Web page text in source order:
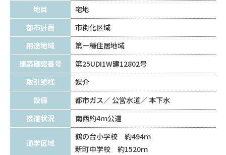
地目
宅地
都市計画
市街化区域
用途地域
第一種住居地域
建築確認番号
第25UDI1W建12802号
取引態様
媒介
設備
都市ガス 公営水道
本下水
接道状況
南西約4ｍ公道
通学区域
鶴の台小学校 約494ｍ
新町中学校 約1520ｍ